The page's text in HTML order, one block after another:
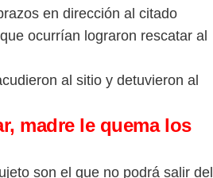
en dirección al citado
ocurrían lograron rescatar al
al sitio y detuvieron al
madre le quema los
son el que no podrá salir del